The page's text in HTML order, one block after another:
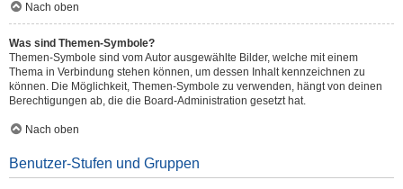
Nach oben
Was sind Themen-Symbole?
Themen-Symbole sind vom Autor ausgewählte Bilder, welche mit einem
Thema in Verbindung stehen können, um dessen Inhalt kennzeichnen zu
können. Die Möglichkeit, Themen-Symbole zu verwenden, hängt von deinen
Berechtigungen ab, die die Board-Administration gesetzt hat.
Nach oben
Benutzer-Stufen und Gruppen